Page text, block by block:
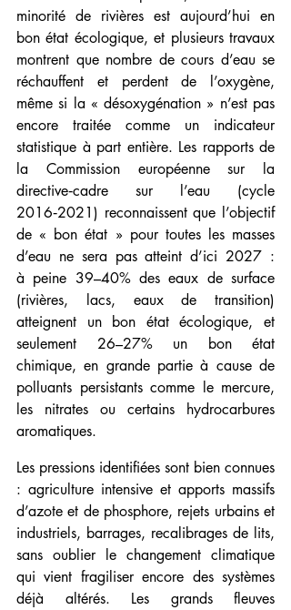
minorité de rivières est aujourd’hui en
bon état écologique, et plusieurs travaux
montrent que nombre de cours d’eau se
réchauffent et perdent de l’oxygène,
même si la « désoxygénation » n’est pas
encore traitée comme un indicateur
statistique à part entière. Les rapports de
la Commission européenne sur la
directive‑cadre sur l’eau (cycle
2016‑2021) reconnaissent que l’objectif
de « bon état » pour toutes les masses
d’eau ne sera pas atteint d’ici 2027 :
à peine 39–40% des eaux de surface
(rivières, lacs, eaux de transition)
atteignent un bon état écologique, et
seulement 26–27% un bon état
chimique, en grande partie à cause de
polluants persistants comme le mercure,
les nitrates ou certains hydrocarbures
aromatiques.
Les pressions identifiées sont bien connues
: agriculture intensive et apports massifs
d’azote et de phosphore, rejets urbains et
industriels, barrages, recalibrages de lits,
sans oublier le changement climatique
qui vient fragiliser encore des systèmes
déjà altérés. Les grands fleuves